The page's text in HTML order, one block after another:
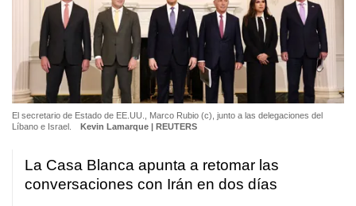
El secretario de Estado de EE.UU., Marco Rubio (c), junto a las delegaciones del
Líbano e Israel.
Kevin Lamarque | REUTERS
La Casa Blanca apunta a retomar las
conversaciones con Irán en dos días